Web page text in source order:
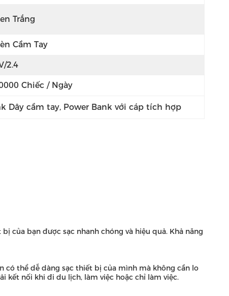
Trắng
Cầm Tay
2.4
Chiếc / Ngày
Dây cầm tay, Power Bank với cáp tích hợp
của bạn được sạc nhanh chóng và hiệu quả. Khả năng
có thể dễ dàng sạc thiết bị của mình mà không cần lo
kết nối khi đi du lịch, làm việc hoặc chỉ làm việc.